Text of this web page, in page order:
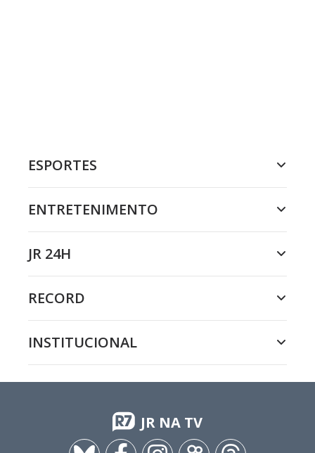
ESPORTES
ENTRETENIMENTO
JR 24H
RECORD
INSTITUCIONAL
JR NA TV